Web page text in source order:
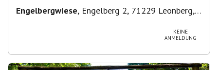
Engelbergwiese, Engelberg 2, 71229 Leonberg,
KEINE
ANMELDUNG